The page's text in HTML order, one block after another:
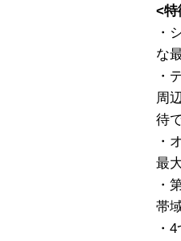
<特
・
な
・
周
待
・
最
・
帯
・